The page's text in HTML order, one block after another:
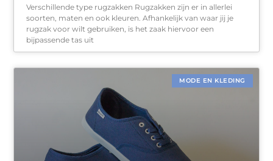
Verschillende type rugzakken Rugzakken zijn er in allerlei
soorten, maten en ook kleuren. Afhankelijk van waar jij je
rugzak voor wilt gebruiken, is het zaak hiervoor een
bijpassende tas uit
MODE EN KLEDING